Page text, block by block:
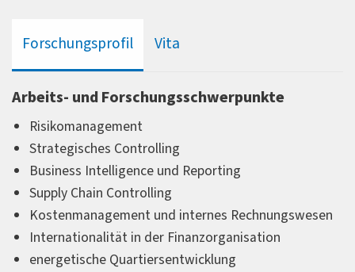
Forschungsprofil Vita
Arbeits- und Forschungsschwerpunkte
Risikomanagement
Strategisches Controlling
Business Intelligence und Reporting
Supply Chain Controlling
Kostenmanagement und internes Rechnungswesen
Internationalität in der Finanzorganisation
energetische Quartiersentwicklung